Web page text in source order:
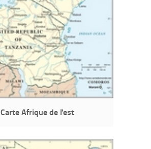
Carte Afrique de l'est